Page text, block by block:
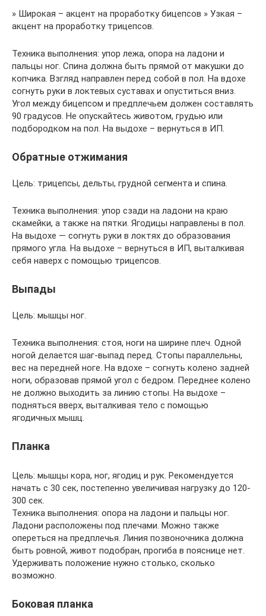
» Широкая – акцент на проработку бицепсов » Узкая –
акцент на проработку трицепсов.
Техника выполнения: упор лежа, опора на ладони и
пальцы ног. Спина должна быть прямой от макушки до
копчика. Взгляд направлен перед собой в пол. На вдохе
согнуть руки в локтевых суставах и опуститься вниз.
Угол между бицепсом и предплечьем должен составлять
90 градусов. Не опускайтесь животом, грудью или
подбородком на пол. На выдохе – вернуться в ИП.
Обратные отжимания
Цель: трицепсы, дельты, грудной сегмента и спина.
Техника выполнения: упор сзади на ладони на краю
скамейки, а также на пятки. Ягодицы направлены в пол.
На выдохе — согнуть руки в локтях до образования
прямого угла. На выдохе – вернуться в ИП, выталкивая
себя наверх с помощью трицепсов.
Выпады
Цель: мышцы ног.
Техника выполнения: стоя, ноги на ширине плеч. Одной
ногой делается шаг-выпад перед. Стопы параллельны,
вес на передней ноге. На вдохе – согнуть колено задней
ноги, образовав прямой угол с бедром. Переднее колено
не должно выходить за линию стопы. На выдохе –
подняться вверх, выталкивая тело с помощью
ягодичных мышц.
Планка
Цель: мышцы кора, ног, ягодиц и рук. Рекомендуется
начать с 30 сек, постепенно увеличивая нагрузку до 120-
300 сек.
Техника выполнения: опора на ладони и пальцы ног.
Ладони расположены под плечами. Можно также
опереться на предплечья. Линия позвоночника должна
быть ровной, живот подобран, прогиба в пояснице нет.
Удерживать положение нужно столько, сколько
возможно.
Боковая планка